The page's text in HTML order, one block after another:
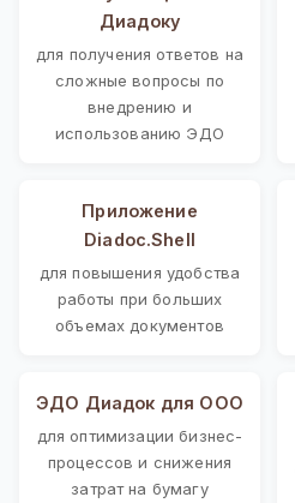
Диадоку
для получения ответов на
сложные вопросы по
внедрению и
использованию ЭДО
Приложение
Diadoc.Shell
для повышения удобства
работы при больших
объемах документов
ЭДО Диадок для ООО
для оптимизации бизнес-
процессов и снижения
затрат на бумагу